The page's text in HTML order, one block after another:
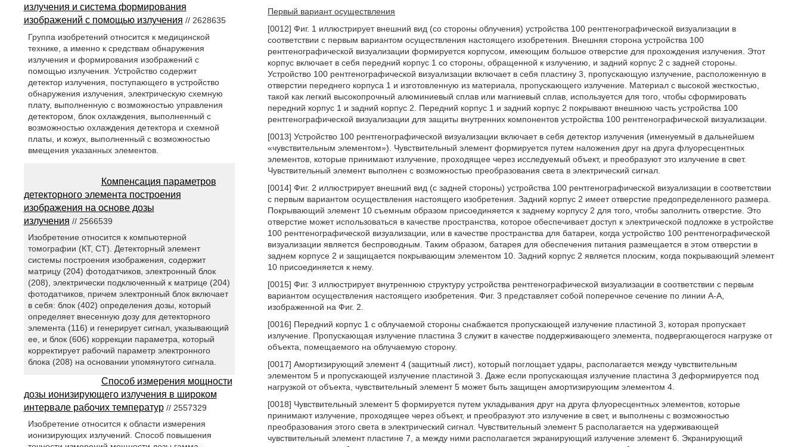
Первый вариант осуществления
[0012] Фиг. 1 иллюстрирует внешний вид (со стороны облучения) устройства 100 рентгенографической визуализации в
соответствии с первым вариантом осуществления настоящего изобретения. Внешняя сторона устройства 100
рентгенографической визуализации формируется корпусом, имеющим большое отверстие для прохождения излучения. Этот
корпус включает в себя передний корпус 1 со стороны, обращенной к излучению, и задний корпус 2 с задней стороны.
Устройство 100 рентгенографической визуализации включает в себя пластину 3, пропускающую излучение, расположенную в
отверстии переднего корпуса 1 и изготовленную из материала, пропускающего излучение. Материал с высокой жесткостью,
такой как легкий высокопрочный алюминиевый сплав или магниевый сплав, используется для того, чтобы сформировать
передний корпус 1 и задний корпус 2. Передний корпус 1 и задний корпус 2 покрывают внешнюю часть устройства 100
рентгенографической визуализации для защиты внутренних компонентов устройства 100 рентгенографической визуализации.
[0013] Устройство 100 рентгенографической визуализации включает в себя детектор излучения (именуемый в дальнейшем
«чувствительным элементом»). Чувствительный элемент формируется путем наложения друг на друга флуоресцентных
элементов, которые принимают излучение, проходящее через исследуемый объект, и преобразуют это излучение в свет.
Чувствительный элемент выполнен с возможностью преобразования света в электрический сигнал.
[0014] Фиг. 2 иллюстрирует внешний вид (с задней стороны) устройства 100 рентгенографической визуализации в соответствии
с первым вариантом осуществления настоящего изобретения. Задний корпус 2 имеет отверстие предопределенного размера.
Покрывающий элемент 10 съемным образом присоединяется к заднему корпусу 2 для того, чтобы заполнить отверстие. Это
отверстие может использоваться в качестве пространства, которое обеспечивает доступ к электрической подложке в устройстве
100 рентгенографической визуализации, или в качестве пространства для батареи, когда устройство 100 рентгенографической
визуализации является беспроводным. Таким образом, батарея для обеспечения питания размещается в этом отверстии в
заднем корпусе 2 и защищается покрывающим элементом 10. Задний корпус 2 является плоским, когда покрывающий элемент
10 присоединяется к нему.
[0015] Фиг. 3 иллюстрирует внутреннюю структуру устройства рентгенографической визуализации в соответствии с первым
вариантом осуществления настоящего изобретения. Фиг. 3 представляет собой поперечное сечение по линии A-A,
изображенной на Фиг. 2.
[0016] Передний корпус 1 с облучаемой стороны снабжается пропускающей излучение пластиной 3, которая пропускает
излучение. Пропускающая излучение пластина 3 служит в качестве поддерживающего элемента, подвергающегося нагрузке от
объекта, помещаемого на облучаемую сторону.
[0017] Амортизирующий элемент 4 (защитный лист), который поглощает удары, располагается между чувствительным
элементом 5 и пропускающей излучение пластиной 3. Даже если пропускающая излучение пластина 3 деформируется под
нагрузкой от объекта, чувствительный элемент 5 может быть защищен амортизирующим элементом 4.
[0018] Чувствительный элемент 5 формируется путем укладывания друг на друга флуоресцентных элементов, которые
принимают излучение, проходящее через объект, и преобразуют это излучение в свет, и выполнены с возможностью
преобразования этого света в электрический сигнал. Чувствительный элемент 5 располагается на удерживающей
чувствительный элемент пластине 7, а между ними располагается экранирующий излучение элемент 6. Экранирующий
излучения и система формирования
изображений с помощью излучения // 2628635
Группа изобретений относится к медицинской
технике, а именно к средствам обнаружения
излучения и формирования изображений с
помощью излучения. Устройство содержит
детектор излучения, поступающего в устройство
обнаружения излучения, электрическую схемную
плату, выполненную с возможностью управления
детектором, блок охлаждения, выполненный с
возможностью охлаждения детектора и схемной
платы, и кожух, выполненный с возможностью
вмещения указанных элементов.
Компенсация параметров
детекторного элемента построения
изображения на основе дозы
излучения // 2566539
Изобретение относится к компьютерной
томографии (КТ, СТ). Детекторный элемент
системы построения изображения, содержит
матрицу (204) фотодатчиков, электронный блок
(208), электрически подключенный к матрице (204)
фотодатчиков, причем электронный блок включает
в себя: блок (402) определения дозы, который
определяет внесенную дозу для детекторного
элемента (116) и генерирует сигнал, указывающий
ее, и блок (606) коррекции параметра, который
корректирует рабочий параметр электронного
блока (208) на основании упомянутого сигнала.
Способ измерения мощности
дозы ионизирующего излучения в широком
интервале рабочих температур// 2557329
Изобретение относится к области измерения
ионизирующих излучений. Способ повышения